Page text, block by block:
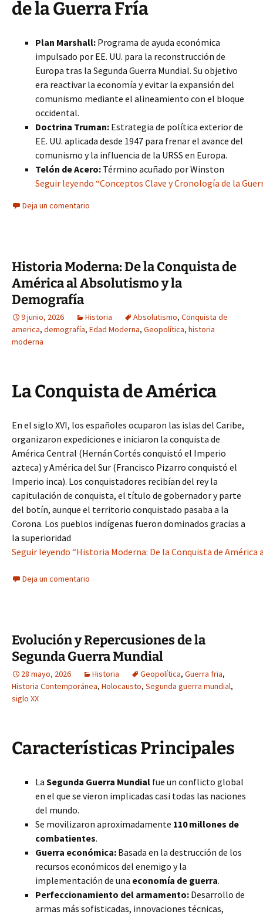
de la Guerra Fría
Plan Marshall: Programa de ayuda económica
impulsado por EE. UU. para la reconstrucción de
Europa tras la Segunda Guerra Mundial. Su objetivo
era reactivar la economía y evitar la expansión del
comunismo mediante el alineamiento con el bloque
occidental.
Doctrina Truman: Estrategia de política exterior de
EE. UU. aplicada desde 1947 para frenar el avance del
comunismo y la influencia de la URSS en Europa.
Telón de Acero: Término acuñado por Winston
Seguir leyendo “Conceptos Clave y Cronología de la
Deja un comentario
Historia Moderna: De la Conquista de
América al Absolutismo y la
Demografía
9 junio, 2026 Historia Absolutismo, Conquista de
america, demografía, Edad Moderna, Geopolítica, historia
moderna
La Conquista de América
En el siglo XVI, los españoles ocuparon las islas del Caribe,
organizaron expediciones e iniciaron la conquista de
América Central (Hernán Cortés conquistó el Imperio
azteca) y América del Sur (Francisco Pizarro conquistó el
Imperio inca). Los conquistadores recibían del rey la
capitulación de conquista, el título de gobernador y parte
del botín, aunque el territorio conquistado pasaba a la
Corona. Los pueblos indígenas fueron dominados gracias a
la superioridad
Seguir leyendo “Historia Moderna: De la Conquista de
Deja un comentario
Evolución y Repercusiones de la
Segunda Guerra Mundial
28 mayo, 2026 Historia Geopolítica, Guerra fria,
Historia Contemporánea, Holocausto, Segunda guerra mundial,
siglo XX
Características Principales
La Segunda Guerra Mundial fue un conflicto global
en el que se vieron implicadas casi todas las naciones
del mundo.
Se movilizaron aproximadamente 110 millones de
combatientes.
Guerra económica: Basada en la destrucción de los
recursos económicos del enemigo y la
implementación de una economía de guerra.
Perfeccionamiento del armamento: Desarrollo de
armas más sofisticadas, innovaciones técnicas,